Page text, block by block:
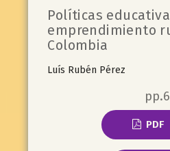
Políticas
emprendimiento
Colombia
Luís Rubén Pérez
PDF